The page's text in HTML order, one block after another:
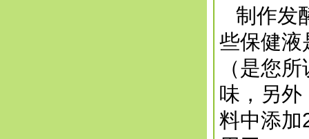
制作发
些保健液
（是您
味，另外
料中添加